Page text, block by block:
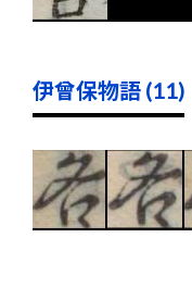
伊曾保物語 (11)